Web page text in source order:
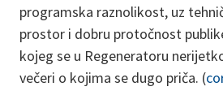
programska raznolikost, uz
prostor i dobru protočnost
kojeg se u Regeneratoru
večeri o kojima se dugo priča. (